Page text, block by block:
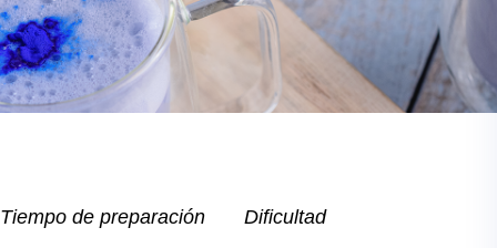
Tiempo de preparación Dificultad